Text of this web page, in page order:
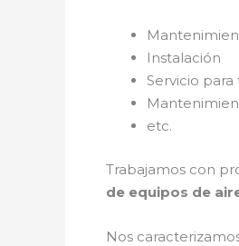
Instalación
Servicio para
etc.
Trabajamos con
de equipos de
Nos